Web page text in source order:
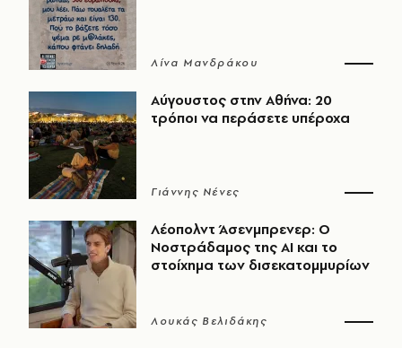
Λίνα Μανδράκου
Αύγουστος στην Αθήνα: 20
τρόποι να περάσετε υπέροχα
Γιάννης Νένες
Λέοπολντ Άσενμπρενερ: Ο
Νοστράδαμος της AI και το
στοίχημα των δισεκατομμυρίων
Λουκάς Βελιδάκης